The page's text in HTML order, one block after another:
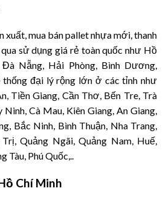
xuất, mua bán pallet nhựa mới, thanh
sử dụng giá rẻ toàn quốc như Hồ
Nẵng, Hải Phòng, Bình Dương,
đại lý rộng lớn ở các tỉnh như
Tiền Giang, Cần Thơ, Bến Tre, Trà
Ninh, Cà Mau, Kiên Giang, An Giang,
Bắc Ninh, Bình Thuận, Nha Trang,
Quảng Ngãi, Quảng Nam, Huế,
Tàu, Phú Quốc,..
Chí Minh